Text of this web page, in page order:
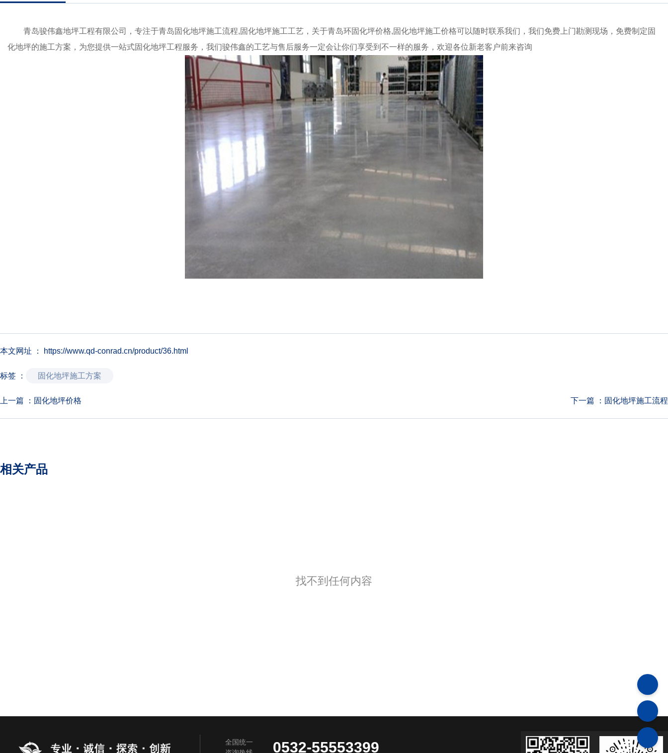
青岛骏伟鑫地坪工程有限公司，专注于青岛固化地坪施工流程,固化地坪施工工艺，关于青岛环固化坪价格,固化地坪施工价格可以随时联系我们，我们免费上门勘测现场，免费制定固
化地坪的施工方案，为您提供一站式固化地坪工程服务，我们骏伟鑫的工艺与售后服务一定会让你们享受到不一样的服务，欢迎各位新老客户前来咨询
本文网址 ： https://www.qd-conrad.cn/product/36.html
标签 ： 固化地坪施工方案
上一篇 ： 固化地坪价格 下一篇 ： 固化地坪施工流程
相关产品
找不到任何内容
全国统一
0532-55553399